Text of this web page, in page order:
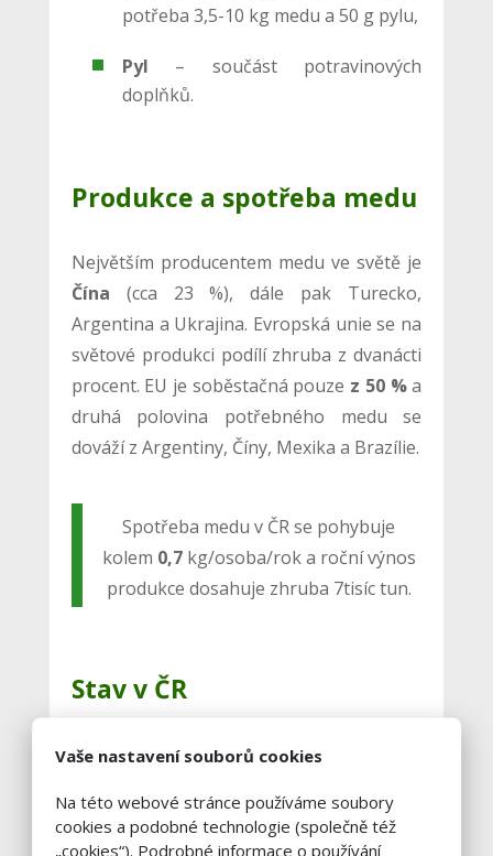
potřeba 3,5-10 kg medu a 50 g pylu,
Pyl – součást potravinových
doplňků.
Produkce a spotřeba medu
Největším producentem medu ve světě je
Čína (cca 23 %), dále pak Turecko,
Argentina a Ukrajina. Evropská unie se na
světové produkci podílí zhruba z dvanácti
procent. EU je soběstačná pouze z 50 %a
druhá polovina potřebného medu se
dováží z Argentiny, Číny, Mexika a Brazílie.
Spotřeba medu v ČR se pohybuje
kolem 0,7kg/osoba/rok a roční výnos
produkce dosahuje zhruba 7tisíc tun.
Stav v ČR
I když má počet včelařů zvyšující se
počet včelstev je stále pod doporučenou
optimální hranicí pro opylování
Vaše nastavení souborů cookies
Na této webové stránce používáme soubory
cookies a podobné technologie (společně též
„cookies“). Podrobné informace o používání